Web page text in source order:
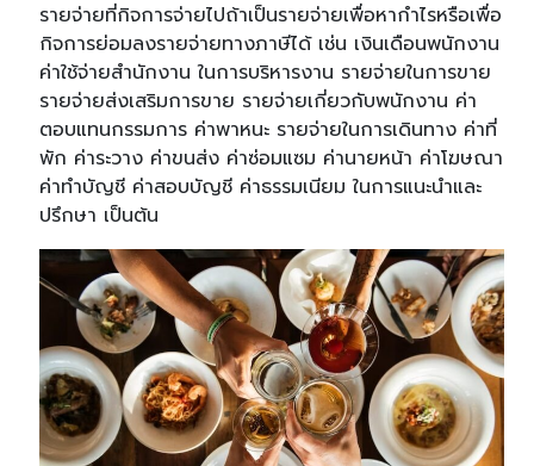
รายจ่ายที่กิจการจ่ายไปถ้าเป็นรายจ่ายเพื่อหากำไรหรือเพื่อ
กิจการย่อมลงรายจ่ายทางภาษีได้ เช่น เงินเดือนพนักงาน
ค่าใช้จ่ายสำนักงาน ในการบริหารงาน รายจ่ายในการขาย
รายจ่ายส่งเสริมการขาย รายจ่ายเกี่ยวกับพนักงาน ค่า
ตอบแทนกรรมการ ค่าพาหนะ รายจ่ายในการเดินทาง ค่าที่
พัก ค่าระวาง ค่าขนส่ง ค่าซ่อมแซม ค่านายหน้า ค่าโฆษณา
ค่าทำบัญชี ค่าสอบบัญชี ค่าธรรมเนียม ในการแนะนำและ
ปรึกษา เป็นต้น